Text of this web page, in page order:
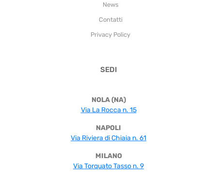
News
Contatti
Privacy Policy
SEDI
NOLA (NA)
Via La Rocca n. 15
NAPOLI
Via Riviera di Chiaia n. 61
MILANO
Via Torquato Tasso n. 9